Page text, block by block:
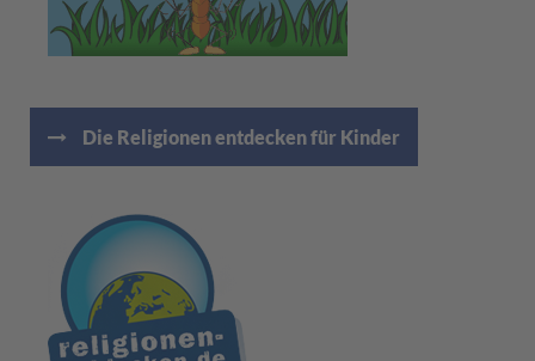
Die Religionen entdecken für Kinder